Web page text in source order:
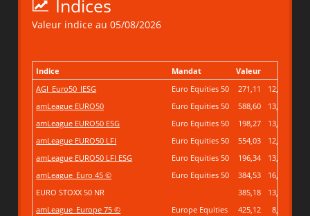
Indices
Valeur indice au 05/08/2026
Indice Mandat Valeur
AGI_Euro50_IESG
Euro Equities 50 271,11
12,73%
amLeague EURO50
Euro Equities 50 588,60
13,02%
amLeague EURO50 ESG
Euro Equities 50 198,27
13,70%
amLeague EURO50 LFI
Euro Equities 50 554,03
12,80%
amLeague EURO50 LFI ESG
Euro Equities 50 196,34
13,47%
amLeague_Euro 45 ©
Euro Equities 50 384,53
16,22%
EURO STOXX 50 NR
385,18
13,87%
amLeague_Europe 75 ©
Europe Equities 425,12
8,16%